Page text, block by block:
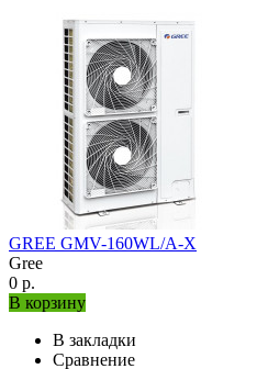
GREE GMV-160WL/A-X
Gree
0 р.
В корзину
В закладки
Сравнение